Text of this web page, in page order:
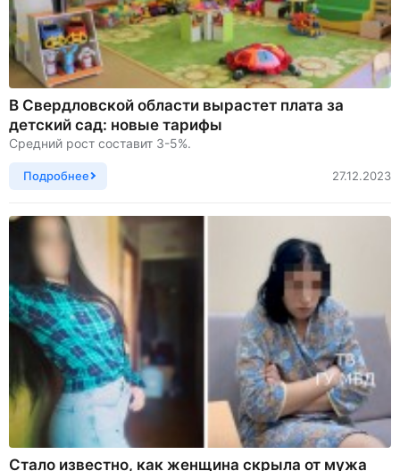
В Свердловской области вырастет плата за
детский сад: новые тарифы
Средний рост составит 3-5%.
Подробнее 27.12.2023
Стало известно, как женщина скрыла от мужа